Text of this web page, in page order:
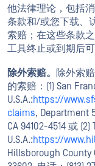
他法律理论，包括
条款和/或您下载、
索赔；在这些条款
工具终止或到期后
除外索赔。
除外索
的索赔：(1) San
U.S.A.:https://
claims, Department
CA 94102-4514 或
U.S.A.:https://
Hillsborough County